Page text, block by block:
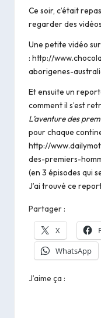
Ce soir, c’était
regarder des
Une petite vidéo
: http://
aborigenes-
Et ensuite un
comment il s’est
L’aventure des
pour chaque
http://
des-premiers-
(en 3 épisodes qui
J’ai trouvé ce
Partager :
X
WhatsApp
J’aime ça :